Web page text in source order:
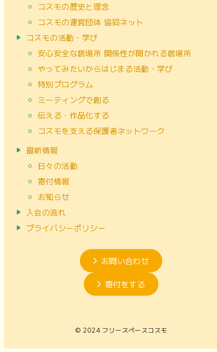
コスモの歴史と理念
コスモの運営団体 協同ネット
コスモの活動・学び
安心安全な居場所 関係性が開かれる居場所
やってみたいからはじまる活動・学び
特別プログラム
ミーティングで創る
伝える・作品化する
コスモを支える保護者ネットワーク
最新情報
日々の活動
寄付情報
お知らせ
入会の流れ
プライバシーポリシー
お問い合わせ
寄付をする
© 2024 フリースペースコスモ